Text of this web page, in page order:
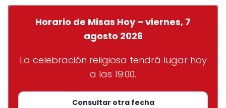
Horario de Misas Hoy – viernes, 7
agosto 2026
La celebración religiosa tendrá lugar hoy
a las 19:00.
Consultar otra fecha